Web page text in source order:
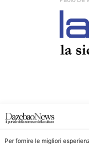
Per fornire le migliori
Nome